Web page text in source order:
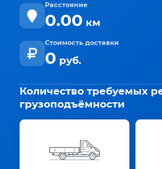
Расстояние
0.00 км
Стоимость доставки
0 руб.
Количество требуемых
грузоподъёмности